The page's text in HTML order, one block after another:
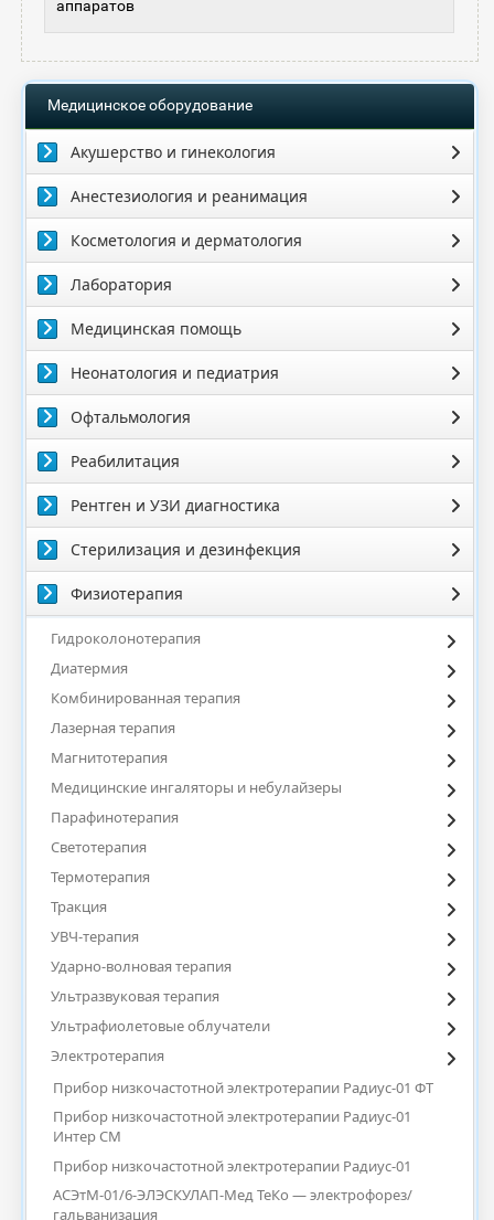
аппаратов
Медицинское оборудование
Акушерство и гинекология
Анестезиология и реанимация
Косметология и дерматология
Лаборатория
Медицинская помощь
Неонатология и педиатрия
Офтальмология
Реабилитация
Рентген и УЗИ диагностика
Стерилизация и дезинфекция
Физиотерапия
Гидроколонотерапия
Диатермия
Комбинированная терапия
Лазерная терапия
Магнитотерапия
Медицинские ингаляторы и небулайзеры
Парафинотерапия
Светотерапия
Термотерапия
Тракция
УВЧ-терапия
Ударно-волновая терапия
Ультразвуковая терапия
Ультрафиолетовые облучатели
Электротерапия
Прибор низкочастотной электротерапии Радиус-01 ФТ
Прибор низкочастотной электротерапии Радиус-01
Интер СМ
Прибор низкочастотной электротерапии Радиус-01
АСЭтМ-01/6-ЭЛЭСКУЛАП-Мед ТеКо — электрофорез/
гальванизация